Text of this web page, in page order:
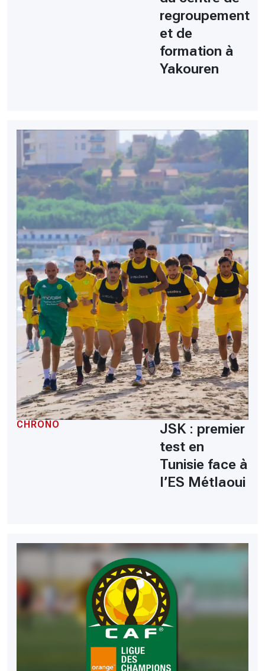
regroupement
et de
formation à
Yakouren
CHRONO
JSK : premier
test en
Tunisie face à
l’ES Métlaoui